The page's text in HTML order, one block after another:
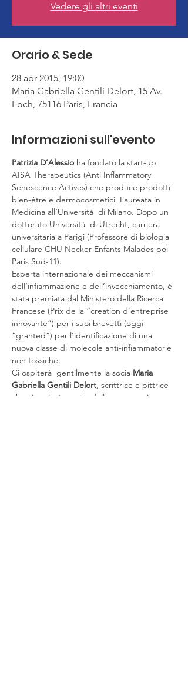
Vedere gli altri eventi
Orario & Sede
28 apr 2015, 19:00
Maria Gabriella Gentili Delort, 15 Av.
Foch, 75116 Paris, Francia
Informazioni sull'evento
Patrizia D’Alessio ha fondato la start-up
AISA Therapeutics (Anti Inflammatory
Senescence Actives) che produce prodotti
bien-être e dermocosmetici. Laureata in
Medicina all’Università  di Milano. Dopo un
dottorato Università  di Utrecht, carriera
universitaria a Parigi (Professore di biologia
cellulare CHU Necker Enfants Malades poi
Paris Sud-11).
Esperta internazionale dei meccanismi
dell’infiammazione e dell’invecchiamento, è
stata premiata dal Ministero della Ricerca
Francese (Prix de la “creation d’entreprise
innovante”) per i suoi brevetti (oggi
“granted”) per l’identificazione di una
nuova classe di molecole anti-infiammatorie
non tossiche.
Ci ospiterà  gentilmente la socia Maria
Gabriella Gentili Delort, scrittrice e pittrice
che ci parlerà  anche della sua esperienza